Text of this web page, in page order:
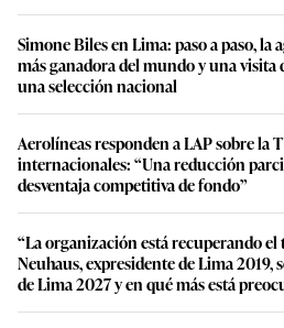
Simone Biles en Lima: paso a paso, la
más ganadora del mundo y una visita
una selección nacional
Aerolíneas responden a LAP sobre la
internacionales: “Una reducción
desventaja competitiva de fondo”
“La organización está recuperando
Neuhaus, expresidente de Lima 2019,
de Lima 2027 y en qué más está